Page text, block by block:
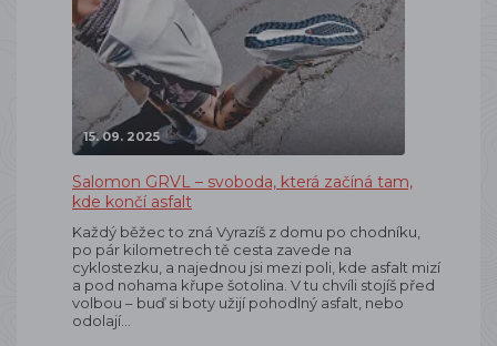
15. 09. 2025
Salomon GRVL – svoboda, která začíná tam,
kde končí asfalt
Každý běžec to zná Vyrazíš z domu po chodníku,
po pár kilometrech tě cesta zavede na
cyklostezku, a najednou jsi mezi poli, kde asfalt mizí
a pod nohama křupe šotolina. V tu chvíli stojíš před
volbou – buď si boty užijí pohodlný asfalt, nebo
odolají…